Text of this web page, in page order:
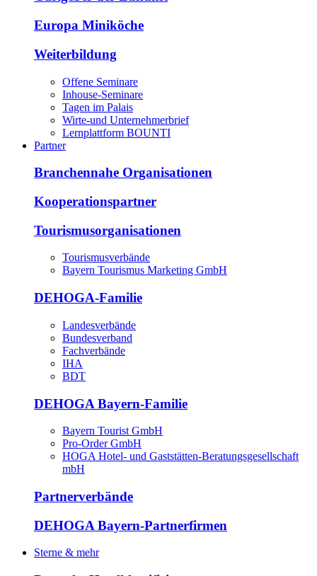
Europa Miniköche
Weiterbildung
Offene Seminare
Inhouse-Seminare
Tagen im Palais
Wirte-und Unternehmerbrief
Lernplattform BOUNTI
Partner
Branchennahe Organisationen
Kooperationspartner
Tourismusorganisationen
Tourismusverbände
Bayern Tourismus Marketing GmbH
DEHOGA-Familie
Landesverbände
Bundesverband
Fachverbände
IHA
BDT
DEHOGA Bayern-Familie
Bayern Tourist GmbH
Pro-Order GmbH
HOGA Hotel- und Gaststätten-Beratungsgesellschaft
mbH
Partnerverbände
DEHOGA Bayern-Partnerfirmen
Sterne & mehr